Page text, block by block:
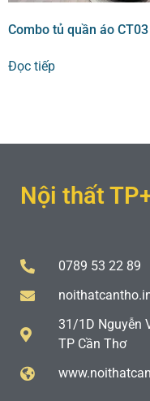
Combo tủ quần áo CT03
Đọc tiếp
Nội thất
0789 53 22 89
31/1D Nguyễn
TP Cần Thơ